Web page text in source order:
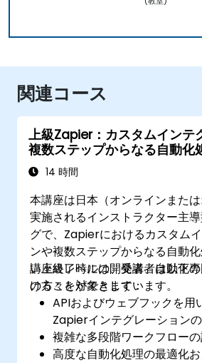
関連コース
上級Zapier：カスタムインテ
複数ステップからなる自動化
14 時間
本講座は日本（オンラインまた
実施されるインストラクター主
グで、Zapierにおけるカスタム
ンや複数ステップからなる自動
い上級レベルの開発者、自動化
の方々を対象としています。
講座終了時には、受講者は以下
けることができます：
APIおよびウェブフックを用
Zapierインテグレーション
複雑な多段階ワークフロー
高度な自動化処理の最適化